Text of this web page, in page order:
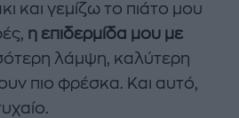
και γεμίζω το πιάτο μου
η επιδερμίδα μου με
λάμψη, καλύτερη
πιο φρέσκα. Και αυτό,